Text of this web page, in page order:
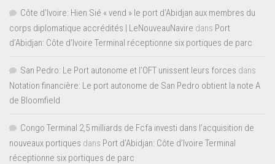
Côte d'Ivoire: Hien Sié « vend » le port d'Abidjan aux membres du
corps diplomatique accrédités | LeNouveauNavire dans Port
d’Abidjan: Côte d’Ivoire Terminal réceptionne six portiques de parc
San Pedro: Le Port autonome et l’OFT unissent leurs forces dans
Notation financière: Le port autonome de San Pedro obtient la note A
de Bloomfield
Congo Terminal 2,5 milliards de Fcfa investi dans l’acquisition de
nouveaux portiques dans Port d’Abidjan: Côte d’Ivoire Terminal
réceptionne six portiques de parc